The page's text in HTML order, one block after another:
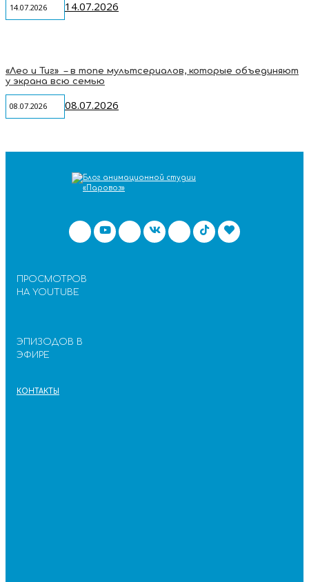
14.07.2026 14.07.2026
«Лео и Тиг» – в топе мультсериалов, которые объединяют
у экрана всю семью
08.07.2026 08.07.2026
ПРОСМОТРОВ
НА YOUTUBE
ЭПИЗОДОВ В
ЭФИРЕ
КОНТАКТЫ